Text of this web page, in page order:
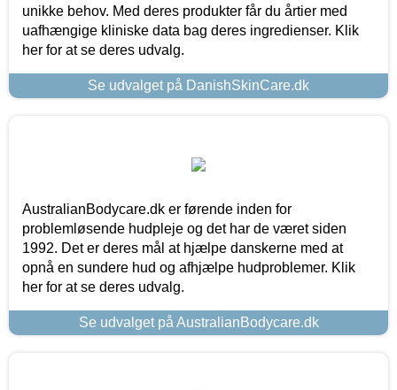
unikke behov. Med deres produkter får du årtier med
uafhængige kliniske data bag deres ingredienser. Klik
her for at se deres udvalg.
Se udvalget på DanishSkinCare.dk
AustralianBodycare.dk er førende inden for
problemløsende hudpleje og det har de været siden
1992. Det er deres mål at hjælpe danskerne med at
opnå en sundere hud og afhjælpe hudproblemer. Klik
her for at se deres udvalg.
Se udvalget på AustralianBodycare.dk